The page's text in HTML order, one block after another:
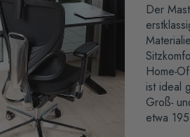
Der
ist ideal
Groß‑
etwa